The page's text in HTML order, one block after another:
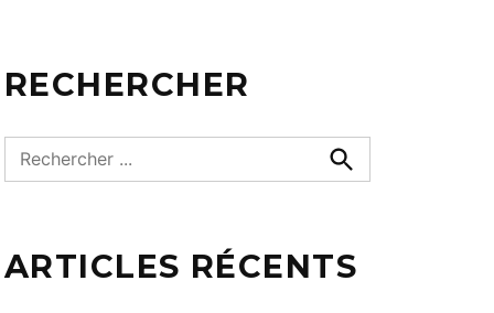
RECHERCHER
e
e
R
r
c
ARTICLES RÉCENTS